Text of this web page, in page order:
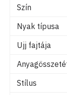
Szín
Nyak típusa
Ujj fajtája
Stílus